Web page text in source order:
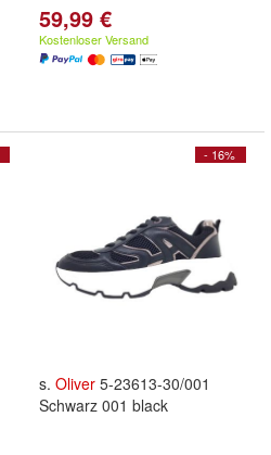
59,99 €
Kostenloser Versand
- 16%
s. Oliver 5-23613-30/001
Schwarz 001 black